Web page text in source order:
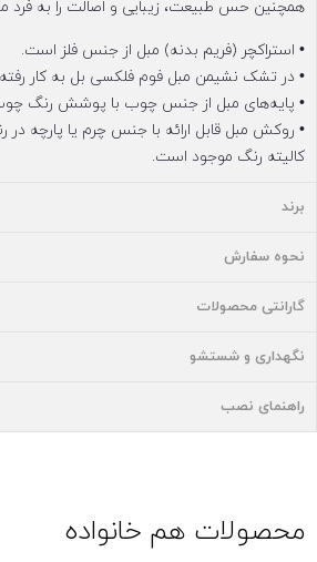
همچنین حس طبیعت، زیبایی و اصالت را به فرد
• استراکچر (فریم بدنه) مبل از جنس فلز است.
• در تشک نشیمن مبل فوم فلکسی بل به کار
• پایه‌های مبل از جنس چوب با پوشش رنگ
• روکش مبل قابل ارائه با جنس چرم یا پارچه در
کالیته رنگ موجود است.
برند
نحوه سفارش
گارانتی محصولات
نگهداری و شستشو
راهنمای نصب
محصولات هم خانواده